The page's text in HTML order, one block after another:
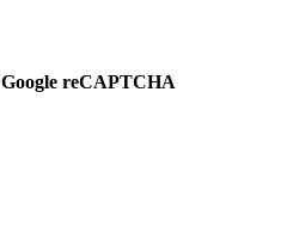
Google reCAPTCHA